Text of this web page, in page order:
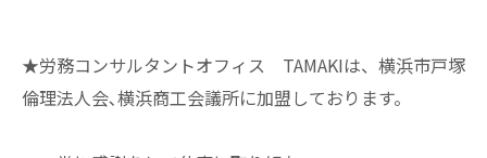
★労務コンサルタントオフィス TAMAKIは、横浜市戸塚
倫理法人会､横浜商工会議所に加盟しております。